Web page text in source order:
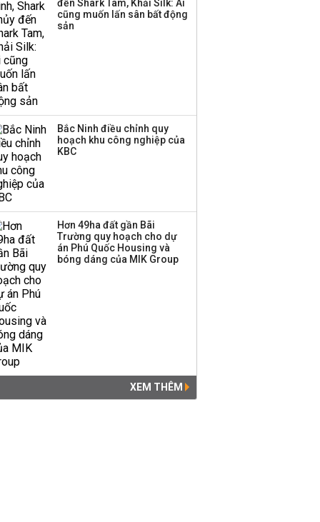
Thị trường thường
đến Shark Tam, Khải Silk: Ai
cũng muốn lấn sân bất động
sản
Bắc Ninh điều chỉnh quy
hoạch khu công nghiệp của
KBC
Hơn 49ha đất gần Bãi
Trường quy hoạch cho dự
án Phú Quốc Housing và
bóng dáng của MIK Group
XEM THÊM